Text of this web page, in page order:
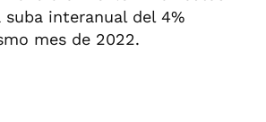
suba interanual del 4%
mes de 2022.